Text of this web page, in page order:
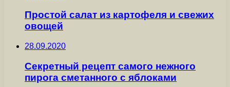
Простой салат из картофеля и свежих
овощей
28.09.2020
Секретный рецепт самого нежного
пирога сметанного с яблоками